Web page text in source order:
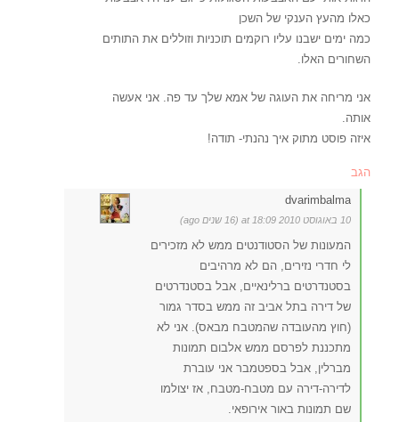
כאלו מהעץ הענקי של השכן
כמה ימים ישבנו עליו רוקמים תוכניות וזוללים את התותים
השחורים האלו.
אני מריחה את העוגה של אמא שלך עד פה. אני אעשה
אותה.
איזה פוסט מתוק איך נהנתי- תודה!
הגב
dvarimbalma
10 באוגוסט 2010 at 18:09 (16 שנים ago)
המעונות של הסטודנטים ממש לא מזכירים
לי חדרי נזירים, הם לא מרהיבים
בסטנדרטים ברלינאיים, אבל בסטנדרטים
של דירה בתל אביב זה ממש בסדר גמור
(חוץ מהעובדה שהמטבח מבאס). אני לא
מתכננת לפרסם ממש אלבום תמונות
מברלין, אבל בספטמבר אני עוברת
לדירה-דירה עם מטבח-מטבח, אז יצולמו
שם תמונות באור אירופאי.